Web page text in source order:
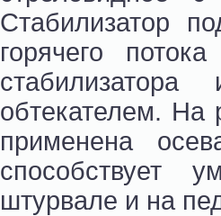
Стабилизатор
горячего
обтекателем. На
применена
способствует
штурвале и на